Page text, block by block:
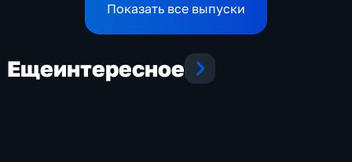
Показать все выпуски
Ещеинтересное